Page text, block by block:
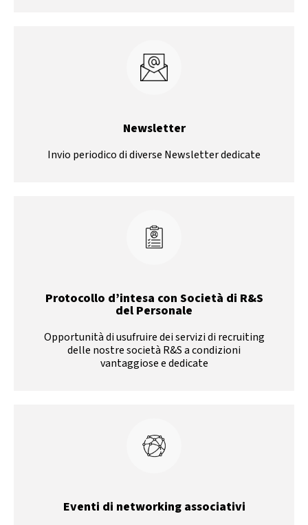
Newsletter
Invio periodico di diverse Newsletter dedicate
Protocollo d’intesa con Società di R&S
del Personale
Opportunità di usufruire dei servizi di recruiting
delle nostre società R&S a condizioni
vantaggiose e dedicate
Eventi di networking associativi